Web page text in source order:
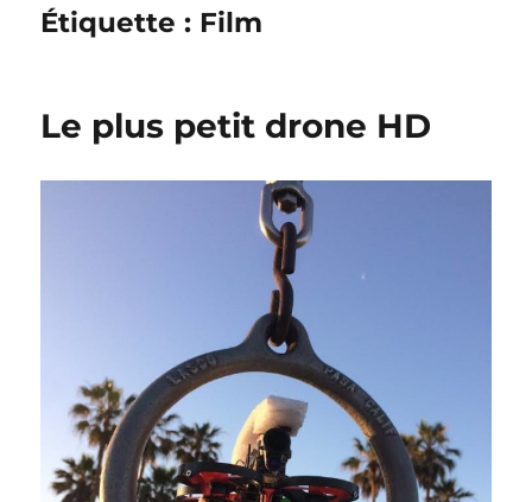
Étiquette : Film
Le plus petit drone HD